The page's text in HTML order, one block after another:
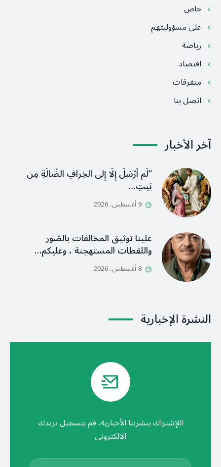
خاص
على مسؤوليتهم
رياضة
اقتصاد
متفرقات
اتصل بنا
آخر الأخبار
“لَم أُرْسَلْ إِلَّا إِلى الخِرافِ الضَّالَّةِ مِن
بَيتِ…
9 أغسطس، 2026
علينا توثيق المخالفات بالصُور
واللقطات المستهجنة ، وعليكم…
8 أغسطس، 2026
النشرة الإخبارية
اللإشتراك بنشرتنا الأخبارية، قم بتسجيل بريدك
الالكتروني